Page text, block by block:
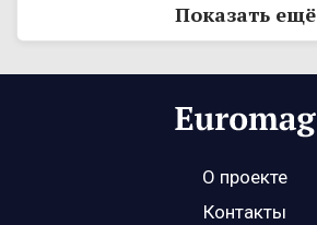
Показать ещё
О проекте
Контакты